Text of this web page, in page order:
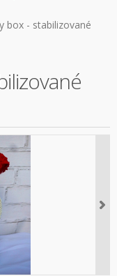
box - stabilizované